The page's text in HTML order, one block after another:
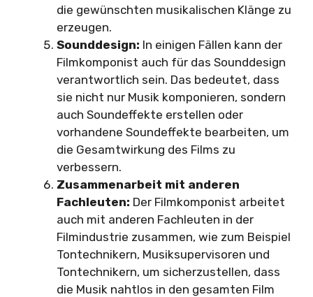
die gewünschten musikalischen Klänge zu
erzeugen.
Sounddesign: In einigen Fällen kann der
Filmkomponist auch für das Sounddesign
verantwortlich sein. Das bedeutet, dass
sie nicht nur Musik komponieren, sondern
auch Soundeffekte erstellen oder
vorhandene Soundeffekte bearbeiten, um
die Gesamtwirkung des Films zu
verbessern.
Zusammenarbeit mit anderen
Fachleuten: Der Filmkomponist arbeitet
auch mit anderen Fachleuten in der
Filmindustrie zusammen, wie zum Beispiel
Tontechnikern, Musiksupervisoren und
Tontechnikern, um sicherzustellen, dass
die Musik nahtlos in den gesamten Film